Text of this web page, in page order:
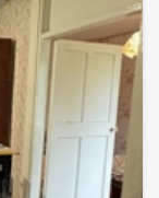
№ 166 с
остановка ст.
расположены
детская
доступности
Мария-Ра, что
каждый день.
возможность